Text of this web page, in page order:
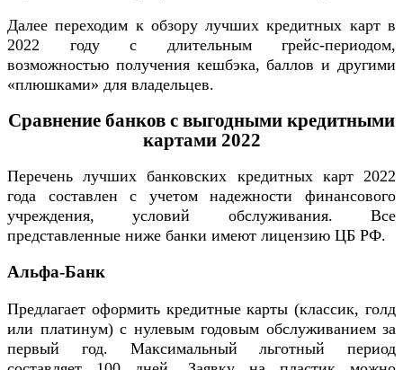
Далее переходим к обзору лучших кредитных карт в
2022 году с длительным грейс-периодом,
возможностью получения кешбэка, баллов и другими
«плюшками» для владельцев.
Сравнение банков с выгодными кредитными
картами 2022
Перечень лучших банковских кредитных карт 2022
года составлен с учетом надежности финансового
учреждения, условий обслуживания. Все
представленные ниже банки имеют лицензию ЦБ РФ.
Альфа-Банк
Предлагает оформить кредитные карты (классик, голд
или платинум) с нулевым годовым обслуживанием за
первый год. Максимальный льготный период